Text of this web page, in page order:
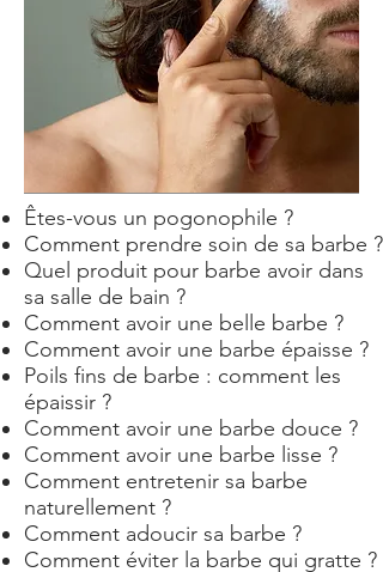
Êtes-vous un pogonophile ?
Comment prendre soin de sa barbe ?
Quel produit pour barbe avoir dans
sa salle de bain ?
Comment avoir une belle barbe ?
Comment avoir une barbe épaisse ?
Poils fins de barbe : comment les
épaissir ?
Comment avoir une barbe douce ?
Comment avoir une barbe lisse ?
Comment entretenir sa barbe
naturellement ?
Comment adoucir sa barbe ?
Comment éviter la barbe qui gratte ?